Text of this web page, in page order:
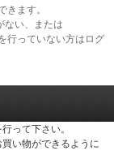
ます。
ない、または
行っていない方はログ
って下さい。
い物ができるように